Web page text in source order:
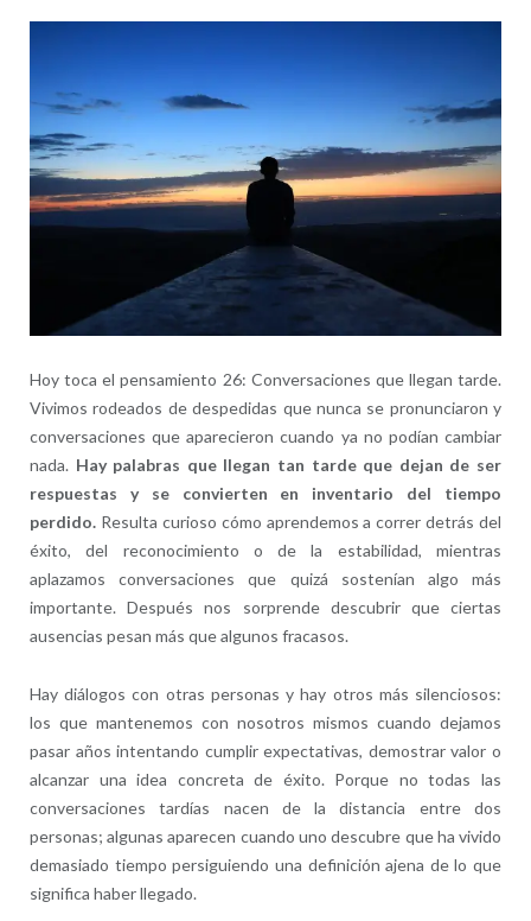
Hoy toca el pensamiento 26: Conversaciones que llegan tarde.
Vivimos rodeados de despedidas que nunca se pronunciaron y
conversaciones que aparecieron cuando ya no podían cambiar
nada. Hay palabras que llegan tan tarde que dejan de ser
respuestas y se convierten en inventario del tiempo
perdido.Resulta curioso cómo aprendemos a correr detrás del
éxito, del reconocimiento o de la estabilidad, mientras
aplazamos conversaciones que quizá sostenían algo más
importante. Después nos sorprende descubrir que ciertas
ausencias pesan más que algunos fracasos.
Hay diálogos con otras personas y hay otros más silenciosos:
los que mantenemos con nosotros mismos cuando dejamos
pasar años intentando cumplir expectativas, demostrar valor o
alcanzar una idea concreta de éxito. Porque no todas las
conversaciones tardías nacen de la distancia entre dos
personas; algunas aparecen cuando uno descubre que ha vivido
demasiado tiempo persiguiendo una definición ajena de lo que
significa haber llegado.